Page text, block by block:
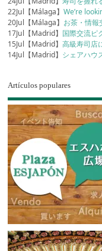
22Jul【Málaga】We’re
20Jul【Málaga】 お茶・情報
17Jul【Madrid】 国際交流ピ
15Jul【Madrid】高級寿司店
14Jul【Madrid】 シェアハウ
Artículos populares